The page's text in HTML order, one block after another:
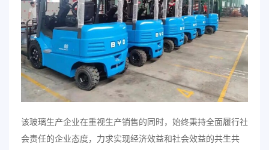
该玻璃生产企业在重视生产销售的同时，始终秉持全面履行社
会责任的企业态度，力求实现经济效益和社会效益的共生共